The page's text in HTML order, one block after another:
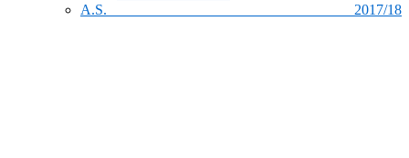
A.S. 2017/18